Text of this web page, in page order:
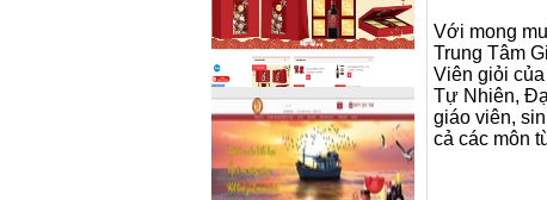
Với mong
Trung Tâm
Viên giỏi
Tự Nhiên,
giáo viên,
cả các môn